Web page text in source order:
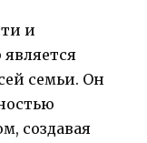
и
семьи. Он
создавая